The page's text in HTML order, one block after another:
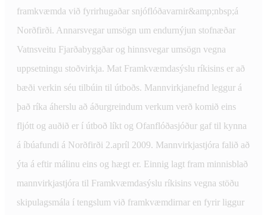
framkvæmda við fyrirhugaðar snjóflóðavarnir&amp;nbsp;á
Norðfirði. Annarsvegar umsögn um endurnýjun stofnæðar
Vatnsveitu Fjarðabyggðar og hinnsvegar umsögn vegna
uppsetningu stoðvirkja. Mat Framkvæmdasýslu ríkisins er að
bæði verkin séu tilbúin til útboðs. Mannvirkjanefnd leggur á
það ríka áherslu að áðurgreindum verkum verð komið eins
fljótt og auðið er í útboð líkt og Ofanflóðasjóður gaf til kynna
á íbúafundi á Norðfirði 2.apríl 2009. Mannvirkjastjóra falið að
ýta á eftir málinu eins og hægt er. Einnig lagt fram minnisblað
mannvirkjastjóra til Framkvæmdasýslu ríkisins vegna stöðu
skipulagsmála í tengslum við framkvæmdirnar en fyrir liggur